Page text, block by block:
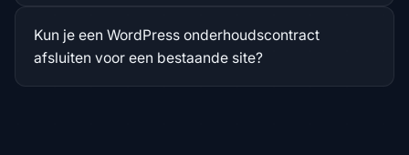
Kun je een WordPress onderhoudscontract
afsluiten voor een bestaande site?